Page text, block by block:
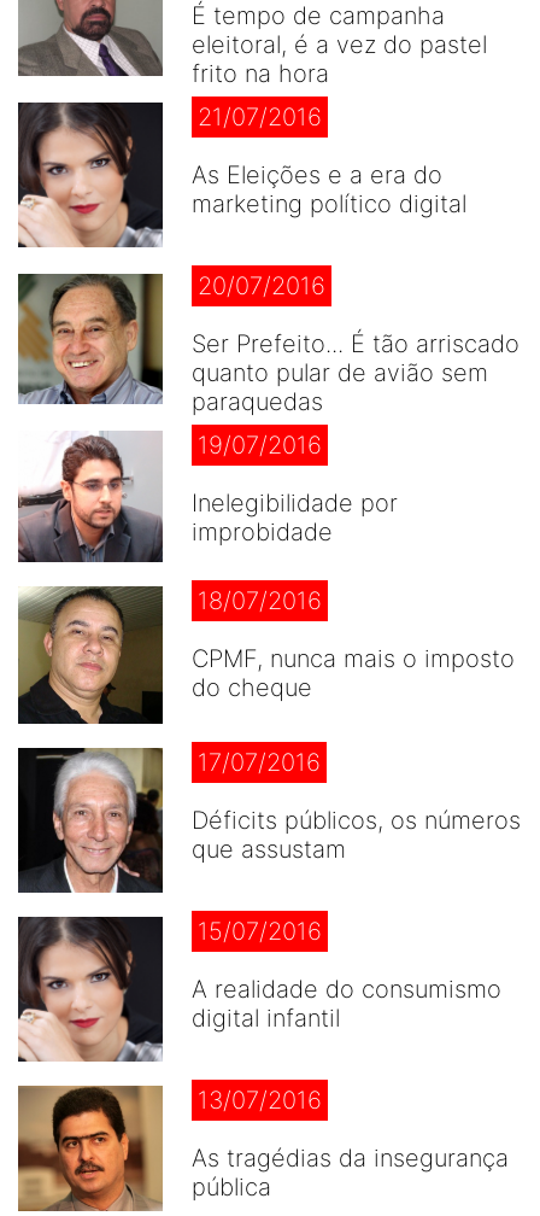
É tempo de campanha
eleitoral, é a vez do pastel
frito na hora
21/07/2016
As Eleições e a era do
marketing político digital
20/07/2016
Ser Prefeito... É tão arriscado
quanto pular de avião sem
paraquedas
19/07/2016
Inelegibilidade por
improbidade
18/07/2016
CPMF, nunca mais o imposto
do cheque
17/07/2016
Déficits públicos, os números
que assustam
15/07/2016
A realidade do consumismo
digital infantil
13/07/2016
As tragédias da insegurança
pública